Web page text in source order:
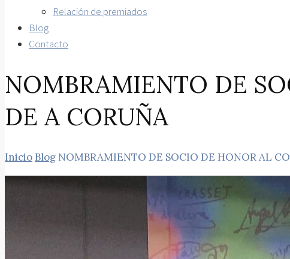
Relación de premiados
Blog
Contacto
NOMBRAMIENTO DE
DE A CORUÑA
Inicio Blog NOMBRAMIENTO DE SOCIO DE HONOR AL